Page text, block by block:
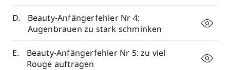
Beauty-Anfängerfehler Nr 4:
Augenbrauen zu stark schminken
Beauty-Anfängerfehler Nr 5: zu viel
Rouge auftragen